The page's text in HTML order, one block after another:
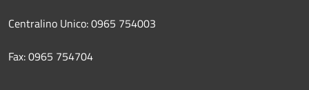
Centralino Unico: 0965 754003
Fax: 0965 754704